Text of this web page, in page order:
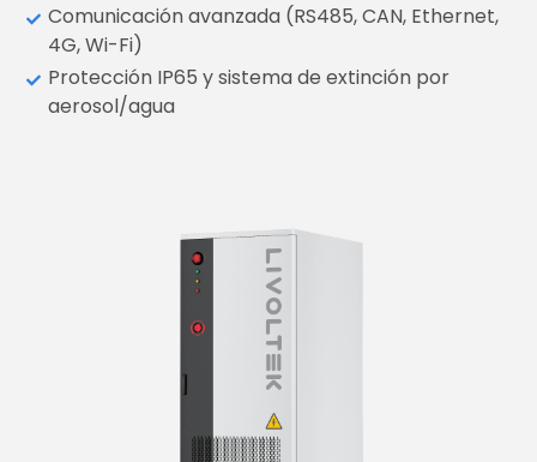
Comunicación avanzada (RS485, CAN, Ethernet,
4G, Wi-Fi)
Protección IP65 y sistema de extinción por
aerosol/agua